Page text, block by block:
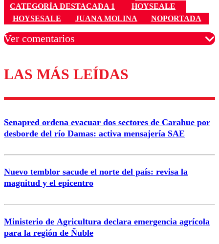
CATEGORÍA DESTACADA 1
HOYSEALE
HOYSESALE
JUANA MOLINA NOPORTADA
Ver comentarios
Los comentarios son moderados para garantizar un
diálogo respetuoso.
Correo
LAS MÁS LEÍDAS
Senapred ordena evacuar dos sectores de Carahue por
desborde del río Damas: activa mensajería SAE
Nuevo temblor sacude el norte del país: revisa la
magnitud y el epicentro
Ministerio de Agricultura declara emergencia agrícola
para la región de Ñuble